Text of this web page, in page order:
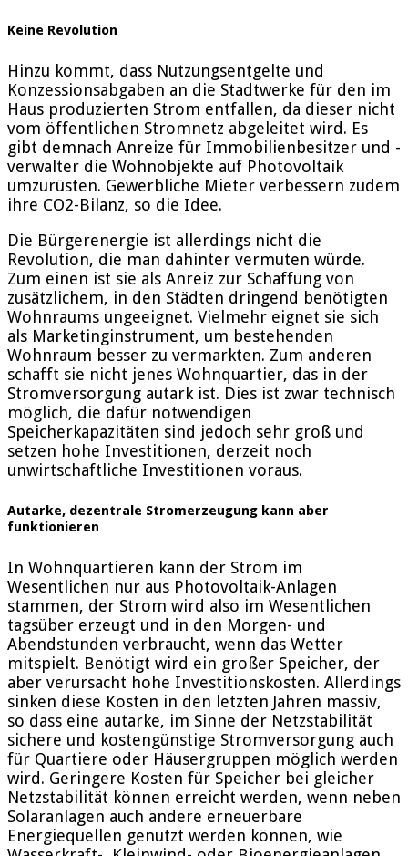
Keine Revolution
Hinzu kommt, dass Nutzungsentgelte und
Konzessionsabgaben an die Stadtwerke für den im
Haus produzierten Strom entfallen, da dieser nicht
vom öffentlichen Stromnetz abgeleitet wird. Es
gibt demnach Anreize für Immobilienbesitzer und -
verwalter die Wohnobjekte auf Photovoltaik
umzurüsten. Gewerbliche Mieter verbessern zudem
ihre CO2-Bilanz, so die Idee.
Die Bürgerenergie ist allerdings nicht die
Revolution, die man dahinter vermuten würde.
Zum einen ist sie als Anreiz zur Schaffung von
zusätzlichem, in den Städten dringend benötigten
Wohnraums ungeeignet. Vielmehr eignet sie sich
als Marketinginstrument, um bestehenden
Wohnraum besser zu vermarkten. Zum anderen
schafft sie nicht jenes Wohnquartier, das in der
Stromversorgung autark ist. Dies ist zwar technisch
möglich, die dafür notwendigen
Speicherkapazitäten sind jedoch sehr groß und
setzen hohe Investitionen, derzeit noch
unwirtschaftliche Investitionen voraus.
Autarke, dezentrale Stromerzeugung kann aber
funktionieren
In Wohnquartieren kann der Strom im
Wesentlichen nur aus Photovoltaik-Anlagen
stammen, der Strom wird also im Wesentlichen
tagsüber erzeugt und in den Morgen- und
Abendstunden verbraucht, wenn das Wetter
mitspielt. Benötigt wird ein großer Speicher, der
aber verursacht hohe Investitionskosten. Allerdings
sinken diese Kosten in den letzten Jahren massiv,
so dass eine autarke, im Sinne der Netzstabilität
sichere und kostengünstige Stromversorgung auch
für Quartiere oder Häusergruppen möglich werden
wird. Geringere Kosten für Speicher bei gleicher
Netzstabilität können erreicht werden, wenn neben
Solaranlagen auch andere erneuerbare
Energiequellen genutzt werden können, wie